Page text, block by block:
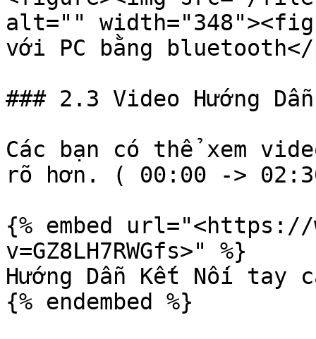
alt=""
với PC bằng
### 2.3 Video Hướng
Các bạn có thể xem
rõ hơn. ( 00:00 ->
{% embed url="<https://
v=GZ8LH7RWGfs>" %}
Hướng Dẫn Kết Nối tay
{% endembed %}